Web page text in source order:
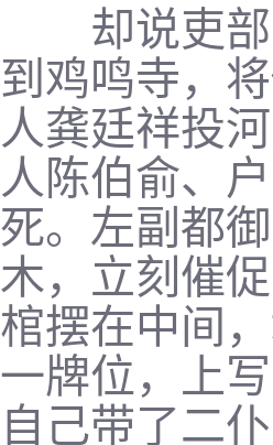
却说吏部
到鸡鸣寺，
人龚廷祥投
人陈伯俞、
死。左副都
木，立刻催
棺摆在中间
一牌位，上
自己带了二